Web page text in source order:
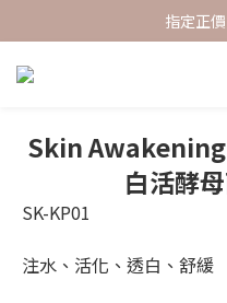
指定正
指定正
香港本地
指定正
Skin
白活酵
SK-KP01
注水、活化、透白、舒緩